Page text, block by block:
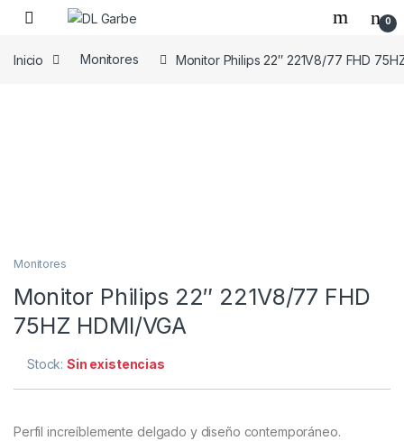
0
Inicio Monitores Monitor Philips 22″ 221V8/77 FHD
Monitores
Monitor Philips 22″ 221V8/77 FHD
75HZ HDMI/VGA
Stock:Sin existencias
Perfil increíblemente delgado y diseño contemporáneo.